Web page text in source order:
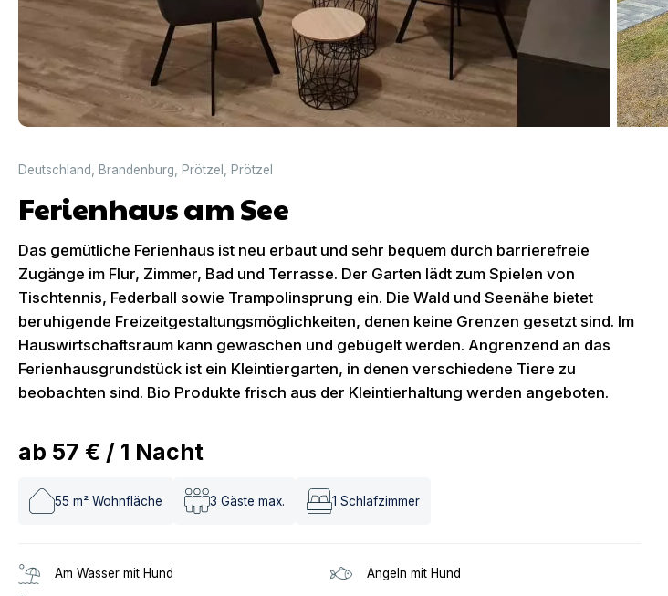
Deutschland Brandenburg Prötzel Prötzel
Ferienhaus am See
Das gemütliche Ferienhaus ist neu erbaut und sehr bequem durch barrierefreie
Zugänge im Flur, Zimmer, Bad und Terrasse. Der Garten lädt zum Spielen von
Tischtennis, Federball sowie Trampolinsprung ein. Die Wald und Seenähe bietet
beruhigende Freizeitgestaltungsmöglichkeiten, denen keine Grenzen gesetzt sind. Im
Hauswirtschaftsraum kann gewaschen und gebügelt werden. Angrenzend an das
Ferienhausgrundstück ist ein Kleintiergarten, in denen verschiedene Tiere zu
beobachten sind. Bio Produkte frisch aus der Kleintierhaltung werden angeboten.
ab 57 € / 1 Nacht
55 m² Wohnfläche 3 Gäste max. 1 Schlafzimmer
Am Wasser mit Hund Angeln mit Hund